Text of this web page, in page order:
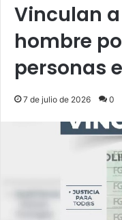
Vinculan
hombre
personas
7 de julio de 2026 0